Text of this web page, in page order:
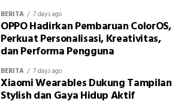
BERITA 7 days ago
OPPO Hadirkan Pembaruan ColorOS,
Perkuat Personalisasi, Kreativitas,
dan Performa Pengguna
BERITA 7 days ago
Xiaomi Wearables Dukung Tampilan
Stylish dan Gaya Hidup Aktif